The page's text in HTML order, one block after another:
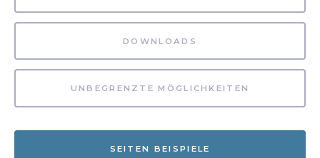
DOWNLOADS
UNBEGRENZTE MÖGLICHKEITEN
SEITEN BEISPIELE